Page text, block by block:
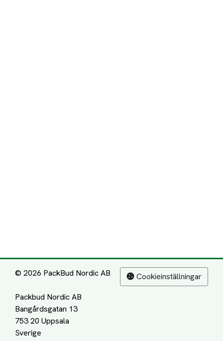
© 2026 PackBud Nordic AB
Packbud Nordic AB
Bangårdsgatan 13
753 20 Uppsala
Cookieinställningar